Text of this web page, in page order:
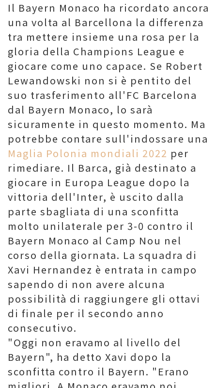
Il Bayern Monaco ha ricordato ancora
una volta al Barcellona la differenza
tra mettere insieme una rosa per la
gloria della Champions League e
giocare come uno capace. Se Robert
Lewandowski non si è pentito del
suo trasferimento all'FC Barcelona
dal Bayern Monaco, lo sarà
sicuramente in questo momento. Ma
potrebbe contare sull'indossare una
Maglia Polonia mondiali 2022 per
rimediare. Il Barca, già destinato a
giocare in Europa League dopo la
vittoria dell'Inter, è uscito dalla
parte sbagliata di una sconfitta
molto unilaterale per 3-0 contro il
Bayern Monaco al Camp Nou nel
corso della giornata. La squadra di
Xavi Hernandez è entrata in campo
sapendo di non avere alcuna
possibilità di raggiungere gli ottavi
di finale per il secondo anno
consecutivo.
"Oggi non eravamo al livello del
Bayern", ha detto Xavi dopo la
sconfitta contro il Bayern. "Erano